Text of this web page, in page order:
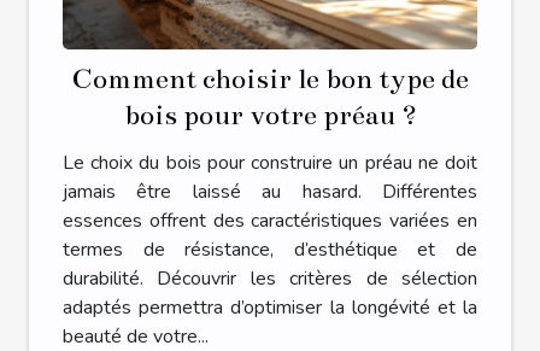
Comment choisir le bon type de
bois pour votre préau ?
Le choix du bois pour construire un préau ne doit
jamais être laissé au hasard. Différentes
essences offrent des caractéristiques variées en
termes de résistance, d’esthétique et de
durabilité. Découvrir les critères de sélection
adaptés permettra d’optimiser la longévité et la
beauté de votre...